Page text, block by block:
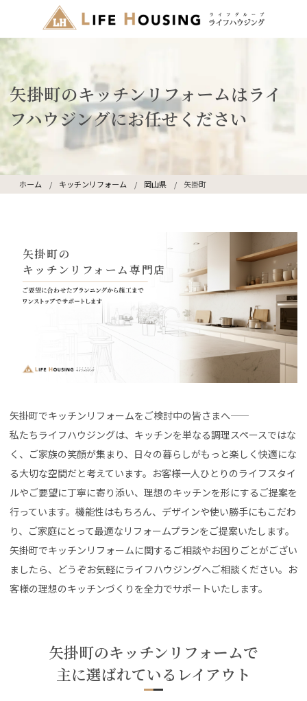
矢掛町のキッチンリフォームはライ
フハウジングにお任せください
ホーム キッチンリフォーム 岡山県 矢掛町
矢掛町の
キッチンリフォーム専門店
矢掛町でキッチンリフォームをご検討中の皆さまへ――
私たちライフハウジングは、キッチンを単なる調理スペースではな
く、ご家族の笑顔が集まり、日々の暮らしがもっと楽しく快適にな
る大切な空間だと考えています。お客様一人ひとりのライフスタイ
ルやご要望に丁寧に寄り添い、理想のキッチンを形にするご提案を
行っています。機能性はもちろん、デザインや使い勝手にもこだわ
り、ご家庭にとって最適なリフォームプランをご提案いたします。
矢掛町でキッチンリフォームに関するご相談やお困りごとがござい
ましたら、どうぞお気軽にライフハウジングへご相談ください。お
客様の理想のキッチンづくりを全力でサポートいたします。
矢掛町のキッチンリフォームで
主に選ばれているレイアウト